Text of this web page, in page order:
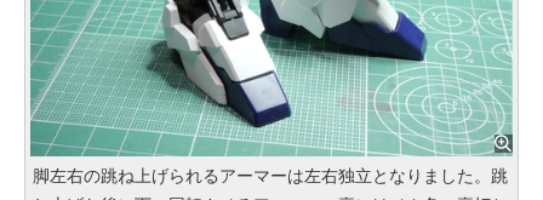
脚左右の跳ね上げられるアーマーは左右独立となりました。跳